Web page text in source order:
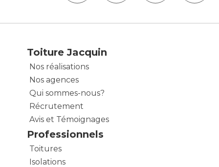
Toiture Jacquin
Nos réalisations
Nos agences
Qui sommes-nous?
Récrutement
Avis et Témoignages
Professionnels
Toitures
Isolations